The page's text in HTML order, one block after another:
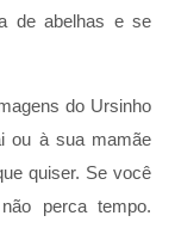
de abelhas e se
do Ursinho
ou à sua mamãe
quiser. Se você
perca tempo.